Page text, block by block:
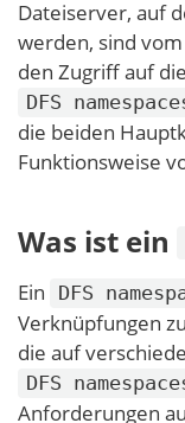
Dateiserver, auf
werden, sind
den Zugriff auf
DFS
die beiden
Funktionsweise
Was ist ein
Ein DFS
Verknüpfungen
die auf
DFS
Anforderungen